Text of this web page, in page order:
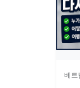
베트